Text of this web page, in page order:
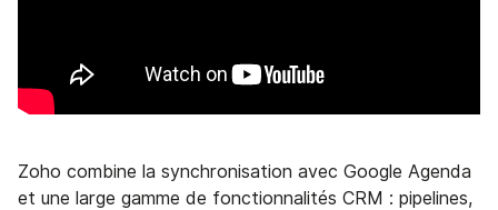
Zoho combine la synchronisation avec Google Agenda
et une large gamme de fonctionnalités CRM : pipelines,